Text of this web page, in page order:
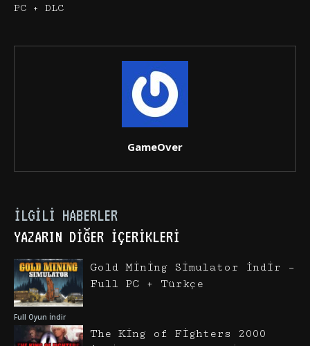
PC + DLC
GameOver
İLGILI HABERLER
YAZARIN DIĞER İÇERIKLERI
Full Oyun İndir
Gold Mining Simulator İndir –
Full PC + Türkçe
The King of Fighters 2000